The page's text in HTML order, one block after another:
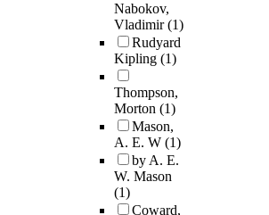
Nabokov,
Vladimir(1)
Rudyard
Kipling (1)
Thompson,
Morton (1)
Mason,
A. E. W (1)
by A. E.
W. Mason
(1)
Coward,